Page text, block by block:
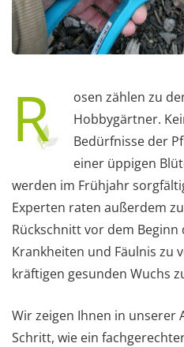
R
osen zählen zu
Hobbygärtner.
Bedürfnisse der
einer üppigen
werden im Frühjahr
Experten raten außerdem
Rückschnitt vor dem
Krankheiten und Fäulnis zu
kräftigen gesunden Wuchs
Wir zeigen Ihnen in unserer
Schritt, wie ein